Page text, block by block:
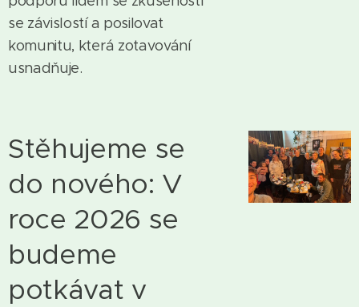
se závislostí a posilovat
komunitu, která zotavování
usnadňuje.
Stěhujeme se
do nového: V
roce 2026 se
budeme
potkávat v